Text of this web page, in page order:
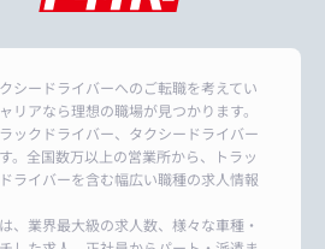
シードライバーへのご転職を考えてい
リアなら理想の職場が見つかります。
ックドライバー、タクシードライバー
。全国数万以上の営業所から、トラッ
ライバーを含む幅広い職種の求人情報
、業界最大級の求人数、様々な車種・